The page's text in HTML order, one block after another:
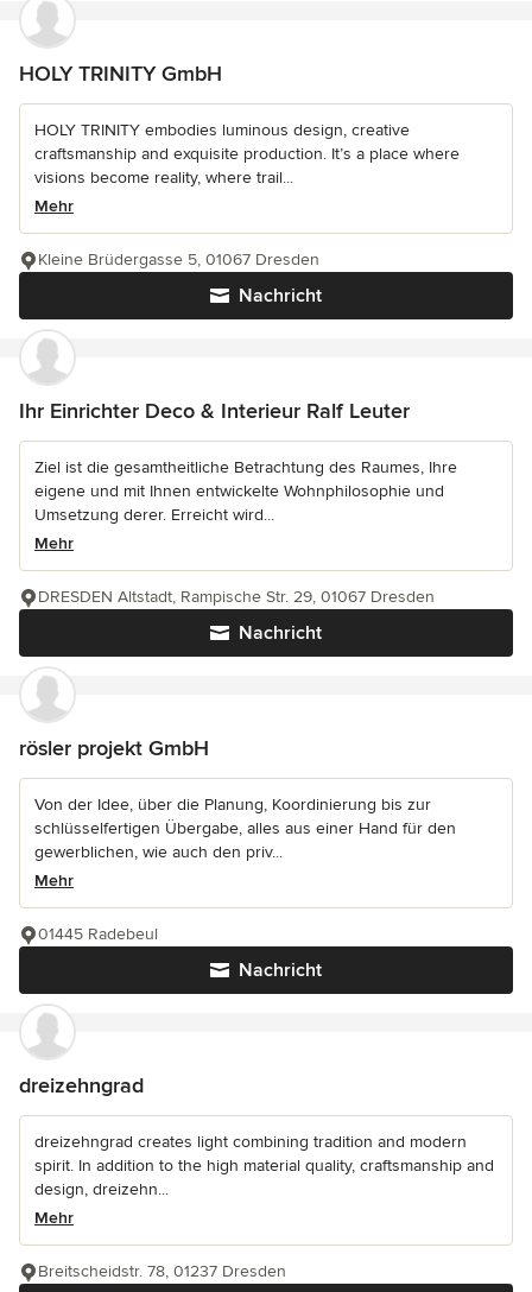
HOLY TRINITY GmbH
HOLY TRINITY embodies luminous design, creative
craftsmanship and exquisite production. It’s a place where
visions become reality, where trail...
Mehr
Nachricht
Kleine Brüdergasse 5, 01067 Dresden
Ihr Einrichter Deco & Interieur Ralf Leuter
Ziel ist die gesamtheitliche Betrachtung des Raumes, Ihre
eigene und mit Ihnen entwickelte Wohnphilosophie und
Umsetzung derer. Erreicht wird...
Mehr
Nachricht
DRESDEN Altstadt, Rampische Str. 29, 01067 Dresden
rösler projekt GmbH
Von der Idee, über die Planung, Koordinierung bis zur
schlüsselfertigen Übergabe, alles aus einer Hand für den
gewerblichen, wie auch den priv...
Mehr
Nachricht
01445 Radebeul
dreizehngrad
dreizehngrad creates light combining tradition and modern
spirit. In addition to the high material quality, craftsmanship and
design, dreizehn...
Mehr
Breitscheidstr. 78, 01237 Dresden